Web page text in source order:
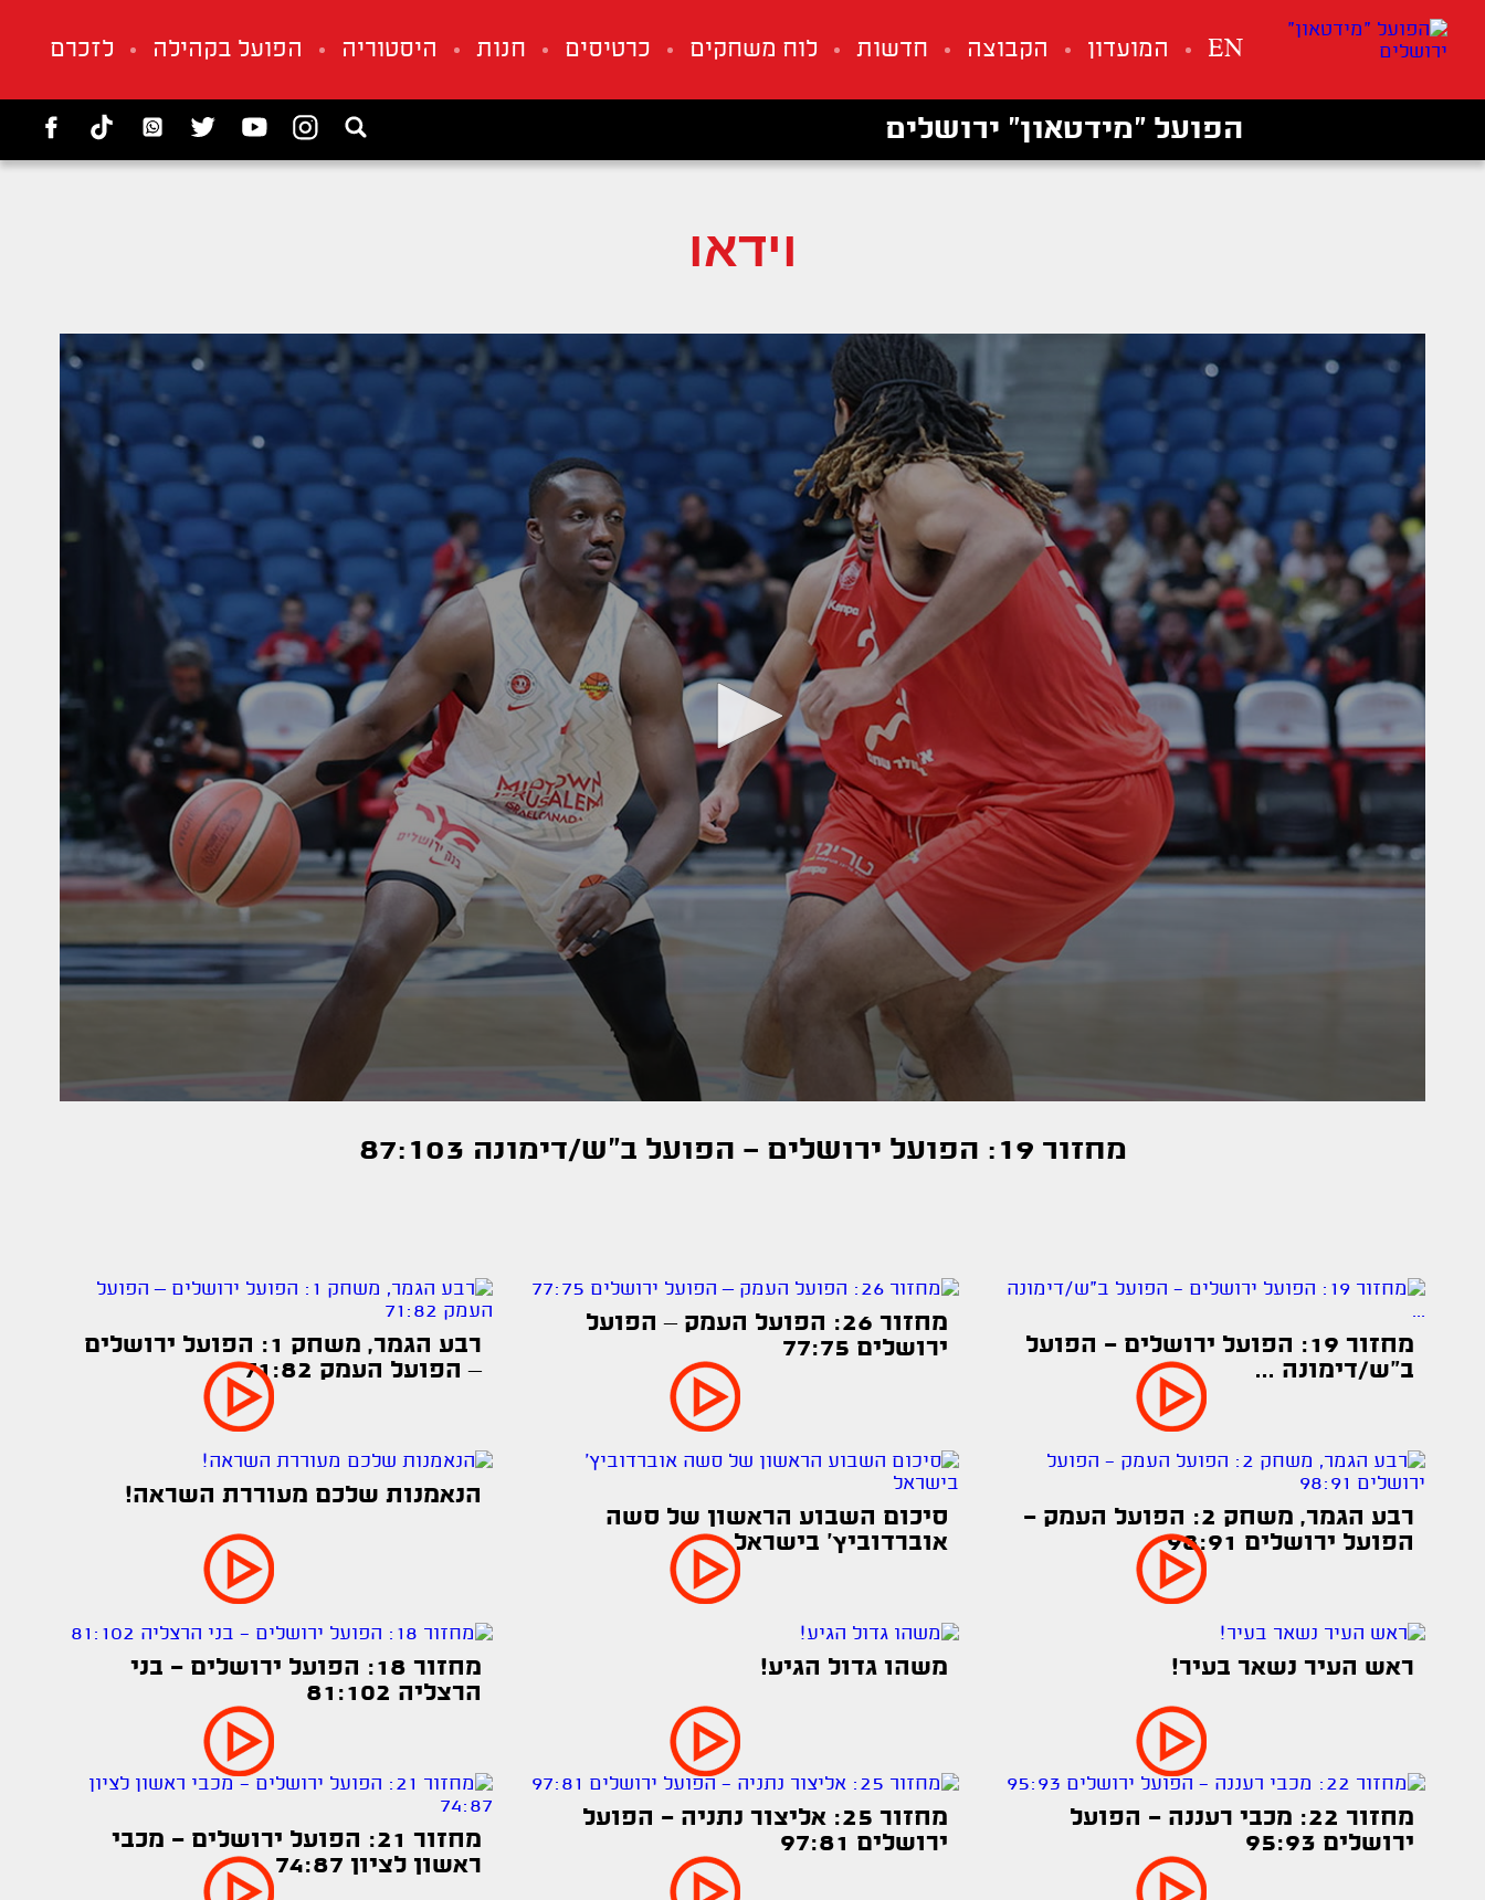
EN המועדון הקבוצה חדשות לוח משחקים כרטיסים חנות היסטוריה הפועל בקהילה לזכרם
הפועל ״מידטאון״ ירושלים
וידאו
מחזור 19: הפועל ירושלים - הפועל ב"ש/דימונה 87:103
מחזור 19: הפועל ירושלים - הפועל
ב"ש/דימונה ...
מחזור 26: הפועל העמק – הפועל
ירושלים 77:75
רבע הגמר, משחק 1: הפועל ירושלים
– הפועל העמק 71:82
רבע הגמר, משחק 2: הפועל העמק -
הפועל ירושלים 98:91
סיכום השבוע הראשון של סשה
אוברדוביץ׳ בישראל
הנאמנות שלכם מעוררת השראה!
ראש העיר נשאר בעיר! משהו גדול הגיע!
מחזור 18: הפועל ירושלים - בני
הרצליה 81:102
מחזור 22: מכבי רעננה - הפועל
ירושלים 95:93
מחזור 25: אליצור נתניה - הפועל
ירושלים 97:81
מחזור 21: הפועל ירושלים - מכבי
ראשון לציון 74:87